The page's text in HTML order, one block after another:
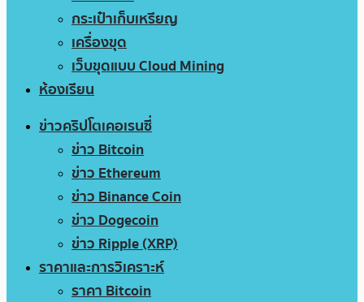
กระเป๋าเก็บเหรียญ
เครื่องขุด
เว็บขุดแบบ Cloud Mining
ห้องเรียน
ข่าวคริปโตเคอเรนซี่
ข่าว Bitcoin
ข่าว Ethereum
ข่าว Binance Coin
ข่าว Dogecoin
ข่าว Ripple (XRP)
ราคาและการวิเคราะห์
ราคา Bitcoin